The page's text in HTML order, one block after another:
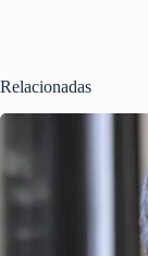
Relacionadas